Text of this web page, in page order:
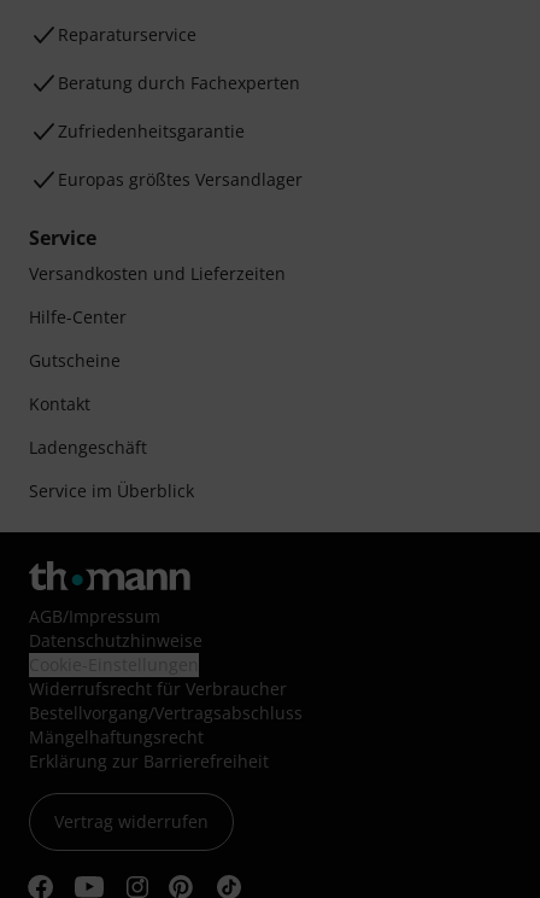
Reparaturservice
Beratung durch Fachexperten
Zufriedenheitsgarantie
Europas größtes Versandlager
Service
Versandkosten und Lieferzeiten
Hilfe-Center
Gutscheine
Kontakt
Ladengeschäft
Service im Überblick
AGB/Impressum
Datenschutzhinweise
Widerrufsrecht für Verbraucher
Bestellvorgang/Vertragsabschluss
Mängelhaftungsrecht
Erklärung zur Barrierefreiheit
Vertrag widerrufen